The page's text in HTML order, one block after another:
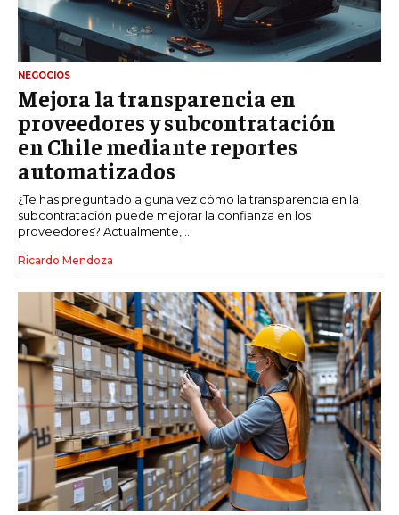
NEGOCIOS
Mejora la transparencia en
proveedores y subcontratación
en Chile mediante reportes
automatizados
¿Te has preguntado alguna vez cómo la transparencia en la
subcontratación puede mejorar la confianza en los
proveedores? Actualmente,...
Ricardo Mendoza